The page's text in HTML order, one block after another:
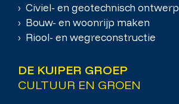
› Civiel- en geotechnisch ontwerp
› Bouw- en woonrijp maken
› Riool- en wegreconstructie
DE KUIPER GROEP
CULTUUR EN GROEN